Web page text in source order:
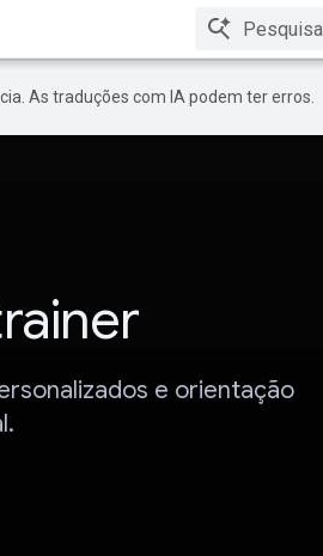
As traduções com IA podem ter erros.
e orientação